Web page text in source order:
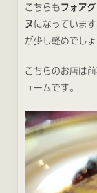
こちらもフォアグ
ヌ になっていま
が少し軽めでしょ
こちらのお店は
ュームです。